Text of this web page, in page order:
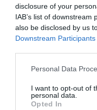
disclosure of your
IAB’s list of
also be disclosed by us
Downstream Participants
Personal Data
I want to opt-out of
personal data.
Opted In
ben quand la
des milliers
pas dire